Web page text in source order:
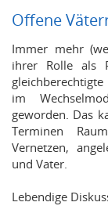
Offene
Immer mehr
ihrer Rolle als
im
geworden. Das
Terminen
Vernetzen,
und Vater.
Lebendige